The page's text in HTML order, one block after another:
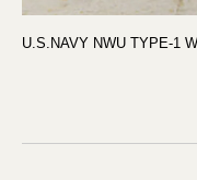
U.S.NAVY NWU TYPE-1